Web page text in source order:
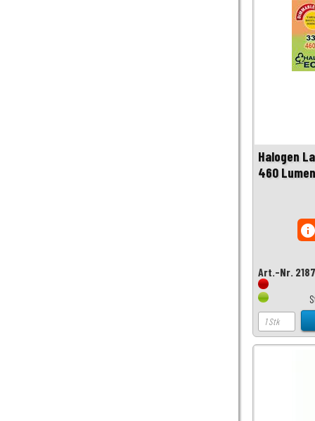
Halogen
460
Art.-Nr.